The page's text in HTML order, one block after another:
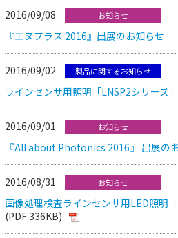
2016/09/08 お知らせ
『エヌプラス 2016』出展のお知らせ
2016/09/02 製品に関するお知らせ
ラインセンサ用照明「LNSP2シリーズ
2016/09/01 お知らせ
『All about Photonics 2016』 出展の
2016/08/31 お知らせ
画像処理検査ラインセンサ用LED照明
(PDF:336KB)